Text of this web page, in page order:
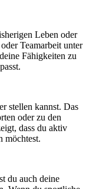
Leben oder
Teamarbeit unter
Fähigkeiten zu
stellen kannst. Das
oder zu den
dass du aktiv
möchtest.
du auch deine